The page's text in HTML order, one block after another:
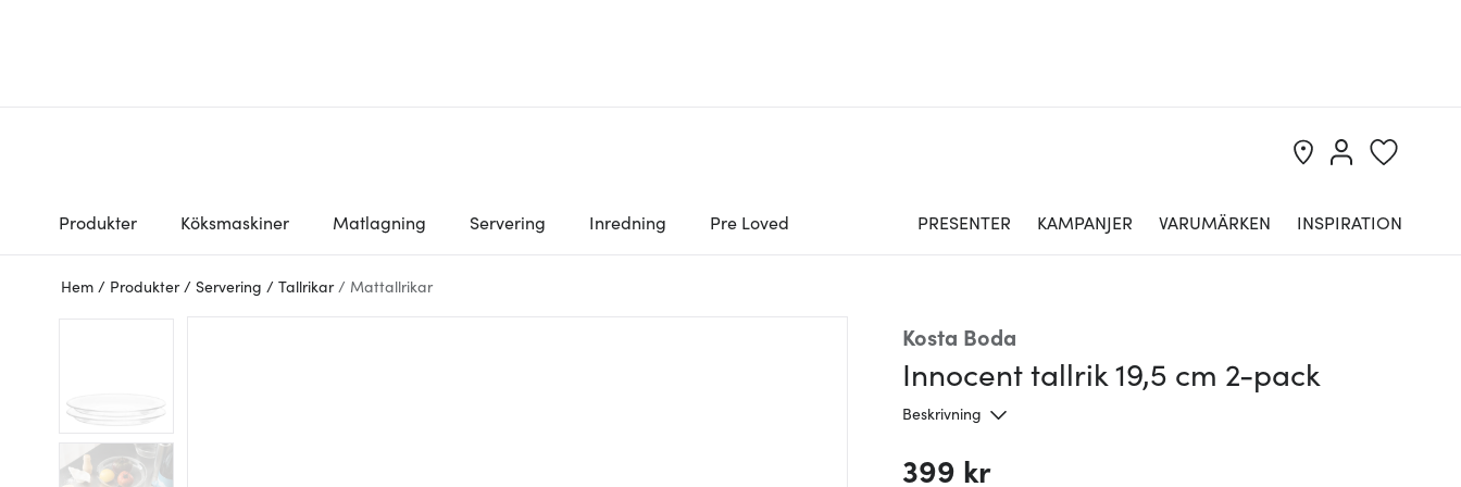
Produkter Köksmaskiner Matlagning Servering Inredning Pre Loved PRESENTER KAMPANJER VARUMÄRKEN INSPIRATION
Hem / Produkter / Servering / Tallrikar / Mattallrikar
Kosta Boda
Innocent tallrik 19,5 cm 2-pack
Beskrivning
399 kr